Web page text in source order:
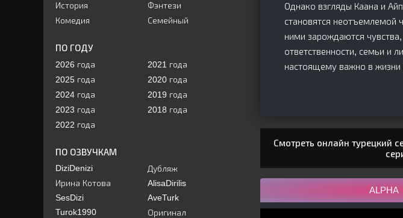
Однако взгляды Каана и
становятся неотъемлемой
ними зарождаются
ответственности, семьи и
настоящему важно в
Смотреть онлайн турецкий
ALPHA
История
Комедия
Фэнтези
Семейный
ПО ГОДУ
2026 года
2025 года
2024 года
2023 года
2022 года
2021 года
2020 года
2019 года
2018 года
ПО ОЗВУЧКАМ
DiziDenizi
Ирина Котова
SesDizi
Turok1990
Дубляж
AlisaDirilis
AveTurk
Оригинал